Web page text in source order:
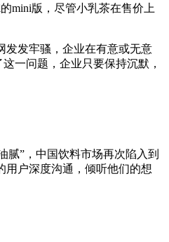
mini版，尽管小乳茶在售价上
发牢骚，企业在有意或无意
一问题，企业只要保持沉默，
”，中国饮料市场再次陷入到
用户深度沟通，倾听他们的想